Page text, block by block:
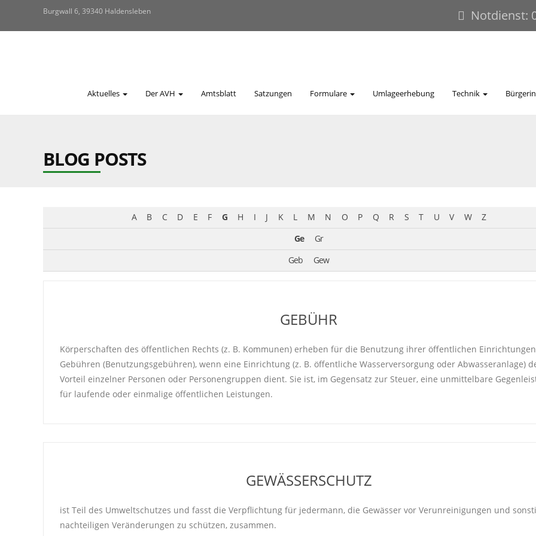
Burgwall 6, 39340 Haldensleben Notdienst:
Aktuelles Der AVH Amtsblatt Satzungen Formulare Umlageerhebung Technik
BLOG POSTS
A B C D E F G H I J K L M N O P Q R S T U V W
Z
Ge
Gr
Geb
Gew
GEBÜHR
Körperschaften des öffentlichen Rechts (z. B. Kommunen) erheben für die Benutzung ihrer öffentlichen Einrichtungen
Gebühren (Benutzungsgebühren), wenn eine Einrichtung (z. B. öffentliche Wasserversorgung oder Abwasseranlage)
Vorteil einzelner Personen oder Personengruppen dient. Sie ist, im Gegensatz zur Steuer, eine unmittelbare
für laufende oder einmalige öffentlichen Leistungen.
GEWÄSSERSCHUTZ
ist Teil des Umweltschutzes und fasst die Verpflichtung für jedermann, die Gewässer vor Verunreinigungen und
nachteiligen Veränderungen zu schützen, zusammen.